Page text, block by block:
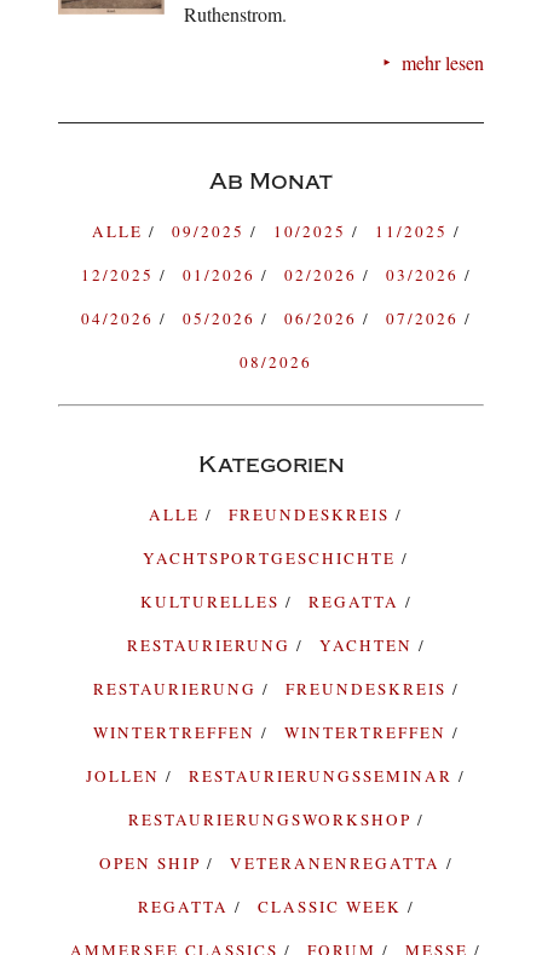
Ruthenstrom.
mehr lesen
Ab Monat
ALLE 09/2025 10/2025
11/2025
12/2025
01/2026 02/2026
03/2026
04/2026
05/2026 06/2026
07/2026
08/2026
Kategorien
ALLE
FREUNDESKREIS
YACHTSPORTGESCHICHTE
KULTURELLES
REGATTA
RESTAURIERUNG
YACHTEN
RESTAURIERUNG
FREUNDESKREIS
WINTERTREFFEN
WINTERTREFFEN
JOLLEN
RESTAURIERUNGSSEMINAR
RESTAURIERUNGSWORKSHOP
OPEN SHIP
VETERANENREGATTA
REGATTA
CLASSIC WEEK
AMMERSEE CLASSICS
FORUM MESSE